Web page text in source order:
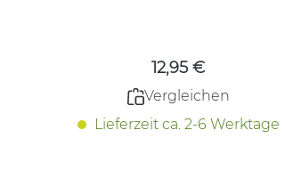
12,95 €
Vergleichen
Lieferzeit ca. 2-6 Werktage